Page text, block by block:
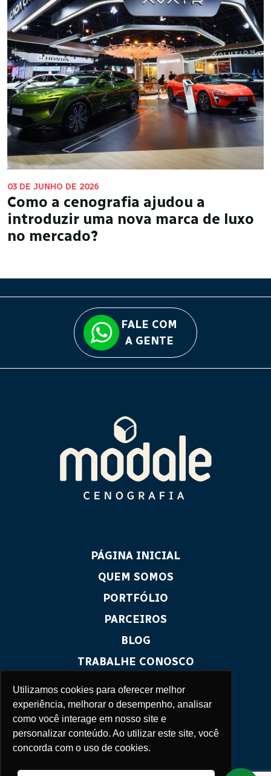
Utilizamos cookies para oferecer melhor
experiência, melhorar o desempenho, analisar
como você interage em nosso site e
personalizar conteúdo. Ao utilizar este site, você
concorda com o uso de cookies.
03 DE JUNHO DE 2026
Como a cenografia ajudou a
introduzir uma nova marca de luxo
no mercado?
FALE COM
A GENTE
PÁGINA INICIAL
QUEM SOMOS
PORTFÓLIO
PARCEIROS
BLOG
TRABALHE CONOSCO
CONTATO